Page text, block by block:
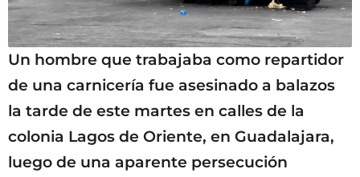
Un hombre que trabajaba como repartidor
de una carnicería fue asesinado a balazos
la tarde de este martes en calles de la
colonia Lagos de Oriente, en Guadalajara,
luego de una aparente persecución